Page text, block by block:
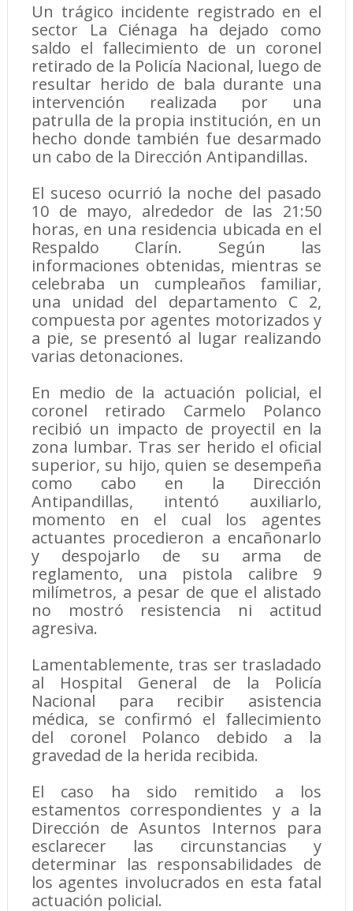
Un trágico incidente registrado en el
sector La Ciénaga ha dejado como
saldo el fallecimiento de un coronel
retirado de la Policía Nacional, luego de
resultar herido de bala durante una
intervención realizada por una
patrulla de la propia institución, en un
hecho donde también fue desarmado
un cabo de la Dirección Antipandillas.
El suceso ocurrió la noche del pasado
10 de mayo, alrededor de las 21:50
horas, en una residencia ubicada en el
Respaldo Clarín. Según las
informaciones obtenidas, mientras se
celebraba un cumpleaños familiar,
una unidad del departamento C 2,
compuesta por agentes motorizados y
a pie, se presentó al lugar realizando
varias detonaciones.
En medio de la actuación policial, el
coronel retirado Carmelo Polanco
recibió un impacto de proyectil en la
zona lumbar. Tras ser herido el oficial
superior, su hijo, quien se desempeña
como cabo en la Dirección
Antipandillas, intentó auxiliarlo,
momento en el cual los agentes
actuantes procedieron a encañonarlo
y despojarlo de su arma de
reglamento, una pistola calibre 9
milímetros, a pesar de que el alistado
no mostró resistencia ni actitud
agresiva.
Lamentablemente, tras ser trasladado
al Hospital General de la Policía
Nacional para recibir asistencia
médica, se confirmó el fallecimiento
del coronel Polanco debido a la
gravedad de la herida recibida.
El caso ha sido remitido a los
estamentos correspondientes y a la
Dirección de Asuntos Internos para
esclarecer las circunstancias y
determinar las responsabilidades de
los agentes involucrados en esta fatal
actuación policial.